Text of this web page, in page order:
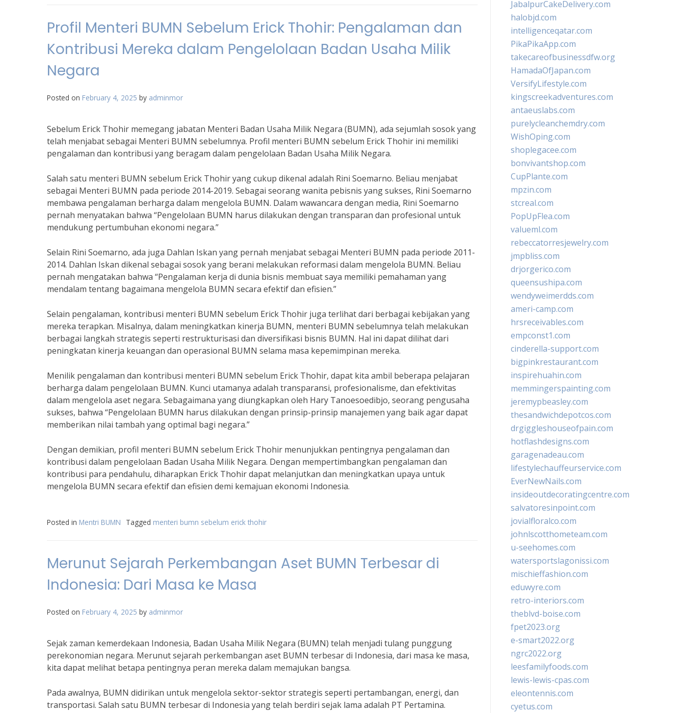
Profil Menteri BUMN Sebelum Erick Thohir: Pengalaman dan
Kontribusi Mereka dalam Pengelolaan Badan Usaha Milik
Negara
Posted on February 4, 2025 by adminmor
Sebelum Erick Thohir memegang jabatan Menteri Badan Usaha Milik Negara (BUMN), ada sejumlah sosok yang
telah menjabat sebagai Menteri BUMN sebelumnya. Profil menteri BUMN sebelum Erick Thohir ini memiliki
pengalaman dan kontribusi yang beragam dalam pengelolaan Badan Usaha Milik Negara.
Salah satu menteri BUMN sebelum Erick Thohir yang cukup dikenal adalah Rini Soemarno. Beliau menjabat
sebagai Menteri BUMN pada periode 2014-2019. Sebagai seorang wanita pebisnis yang sukses, Rini Soemarno
membawa pengalaman berharga dalam mengelola BUMN. Dalam wawancara dengan media, Rini Soemarno
pernah menyatakan bahwa “Pengelolaan BUMN harus dilakukan dengan transparan dan profesional untuk
mendukung pertumbuhan ekonomi negara.”
Selain Rini Soemarno, ada juga Dahlan Iskan yang pernah menjabat sebagai Menteri BUMN pada periode 2011-
2014. Dahlan Iskan dikenal sebagai sosok yang berani melakukan reformasi dalam mengelola BUMN. Beliau
pernah mengatakan bahwa “Pengalaman kerja di dunia bisnis membuat saya memiliki pemahaman yang
mendalam tentang bagaimana mengelola BUMN secara efektif dan efisien.”
Selain pengalaman, kontribusi menteri BUMN sebelum Erick Thohir juga terlihat dari berbagai kebijakan yang
mereka terapkan. Misalnya, dalam meningkatkan kinerja BUMN, menteri BUMN sebelumnya telah melakukan
berbagai langkah strategis seperti restrukturisasi dan diversifikasi bisnis BUMN. Hal ini dapat dilihat dari
peningkatan kinerja keuangan dan operasional BUMN selama masa kepemimpinan mereka.
Menilik pengalaman dan kontribusi menteri BUMN sebelum Erick Thohir, dapat kita ambil beberapa pelajaran
berharga dalam pengelolaan BUMN. Kunci utamanya adalah transparansi, profesionalisme, dan efektivitas
dalam mengelola aset negara. Sebagaimana yang diungkapkan oleh Hary Tanoesoedibjo, seorang pengusaha
sukses, bahwa “Pengelolaan BUMN harus dilakukan dengan prinsip-prinsip manajemen yang baik agar dapat
memberikan nilai tambah yang optimal bagi negara.”
Dengan demikian, profil menteri BUMN sebelum Erick Thohir menunjukkan pentingnya pengalaman dan
kontribusi dalam pengelolaan Badan Usaha Milik Negara. Dengan mempertimbangkan pengalaman dan
kontribusi para pendahulu, diharapkan Erick Thohir dapat melanjutkan dan meningkatkan upaya untuk
mengelola BUMN secara efektif dan efisien demi kemajuan ekonomi Indonesia.
Posted in Mentri BUMN Tagged menteri bumn sebelum erick thohir
Merunut Sejarah Perkembangan Aset BUMN Terbesar di
Indonesia: Dari Masa ke Masa
Posted on February 4, 2025 by adminmor
Sejak zaman kemerdekaan Indonesia, Badan Usaha Milik Negara (BUMN) telah menjadi tulang punggung
perekonomian negara. Merunut sejarah perkembangan aset BUMN terbesar di Indonesia, dari masa ke masa,
kita dapat melihat betapa pentingnya peran mereka dalam memajukan bangsa.
Pada awalnya, BUMN didirikan untuk mengelola sektor-sektor strategis seperti pertambangan, energi, dan
transportasi. Salah satu BUMN terbesar di Indonesia yang telah berdiri sejak lama adalah PT Pertamina.
JabalpurCakeDelivery.com
halobjd.com
intelligenceqatar.com
PikaPikaApp.com
takecareofbusinessdfw.org
HamadaOfJapan.com
VersifyLifestyle.com
kingscreekadventures.com
antaeuslabs.com
purelycleanchemdry.com
WishOping.com
shoplegacee.com
bonvivantshop.com
CupPlante.com
mpzin.com
stcreal.com
PopUpFlea.com
valueml.com
rebeccatorresjewelry.com
jmpbliss.com
drjorgerico.com
queensushipa.com
wendyweimerdds.com
ameri-camp.com
hrsreceivables.com
empconst1.com
cinderella-support.com
bigpinkrestaurant.com
inspirehuahin.com
memmingerspainting.com
jeremypbeasley.com
thesandwichdepotcos.com
drgiggleshouseofpain.com
hotflashdesigns.com
garagenadeau.com
lifestylechauffeurservice.com
EverNewNails.com
insideoutdecoratingcentre.com
salvatoresinpoint.com
jovialfloralco.com
johnlscotthometeam.com
u-seehomes.com
watersportslagonissi.com
mischieffashion.com
eduwyre.com
retro-interiors.com
theblvd-boise.com
fpet2023.org
e-smart2022.org
ngrc2022.org
leesfamilyfoods.com
lewis-lewis-cpas.com
eleontennis.com
cyetus.com